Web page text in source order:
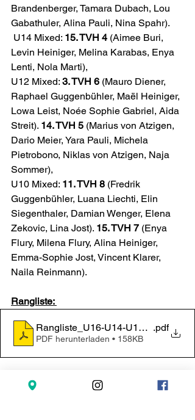
Brandenberger, Tamara Dubach, Lou
Gabathuler, Alina Pauli, Nina Spahr).
U14 Mixed: 15. TVH 4 (Aimee Buri,
Levin Heiniger, Melina Karabas, Enya
Lenti, Nola Marti),
U12 Mixed: 3. TVH 6 (Mauro Diener,
Raphael Guggenbühler, Maël Heiniger,
Lowa Leist, Noée Sophie Gabriel, Aida
Streit). 14. TVH 5 (Marius von Atzigen,
Dario Meier, Yara Pauli, Michela
Pietrobono, Niklas von Atzigen, Naja
Sommer),
U10 Mixed: 11. TVH 8 (Fredrik
Guggenbühler, Luana Liechti, Elin
Siegenthaler, Damian Wenger, Elena
Zekovic, Lina Jost). 15. TVH 7 (Enya
Flury, Milena Flury, Alina Heiniger,
Emma-Sophie Jost, Vincent Klarer,
Naila Reinmann).
Rangliste:
Rangliste_U16-U14-U12- .pdf
PDF herunterladen • 158KB
Bilder von Daniel Werthmüller